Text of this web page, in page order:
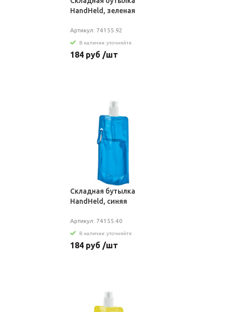
HandHeld, зеленая
Артикул: 74155.92
В наличии: уточняйте
184 руб /шт
Складная бутылка
HandHeld, синяя
Артикул: 74155.40
В наличии: уточняйте
184 руб /шт